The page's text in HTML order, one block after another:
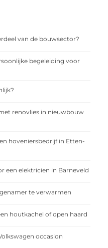
van de bouwsector?
begeleiding voor
renovlies in nieuwbouw
hoveniersbedrijf in Etten-
een elektricien in Barneveld
te verwarmen
houtkachel of open haard
occasion